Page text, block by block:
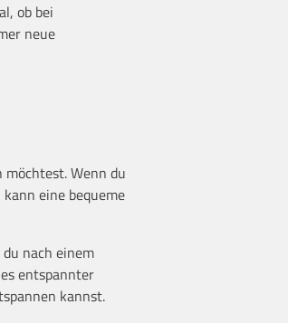
ob bei
neue
Wenn du
eine bequeme
nach einem
entspannter
kannst.